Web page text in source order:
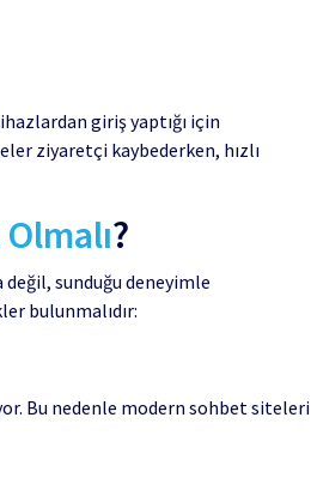
giriş yaptığı için
ziyaretçi kaybederken, hızlı
?
değil, sunduğu deneyimle
bulunmalıdır:
Bu nedenle modern sohbet siteleri